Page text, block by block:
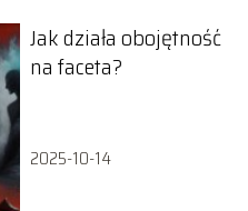
Jak działa obojętność
na faceta?
2025-10-14